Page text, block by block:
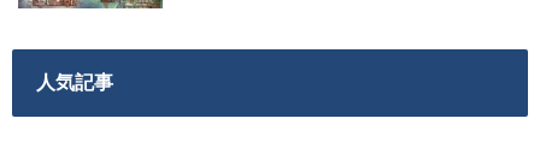
人気記事